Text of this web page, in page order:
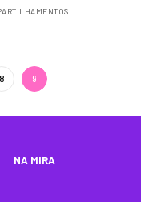
8 9
NA MIRA